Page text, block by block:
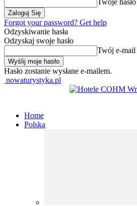
Twoje hasło
Forgot your password? Get help
Odzyskiwanie hasła
Odzyskaj swoje hasło
Twój e-mail
Hasło zostanie wysłane e-mailem.
nowaturystyka.pl
Home
Polska